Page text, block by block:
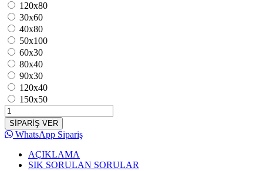
120x80
30x60
40x80
50x100
60x30
80x40
90x30
120x40
150x50
SİPARİŞ VER
WhatsApp Sipariş
AÇIKLAMA
SIK SORULAN SORULAR